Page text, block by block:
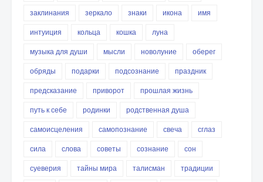
заклинания
зеркало знаки икона
имя
интуиция
кольца кошка
луна
музыка для души
мысли новолуние
оберег
обряды
подарки подсознание
праздник
предсказание
приворот
прошлая жизнь
путь к себе
родинки
родственная душа
самоисцеления
самопознание свеча
сглаз
сила
слова советы сознание
сон
суеверия
тайны мира талисман
традиции